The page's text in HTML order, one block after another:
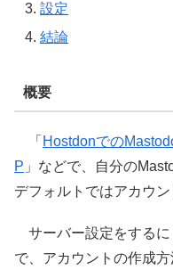
設定
結論
概要
「 Hostdonでの
P 」などで、自分の
デフォルトではアカウン
サーバー設定をする
で、アカウントの作成方